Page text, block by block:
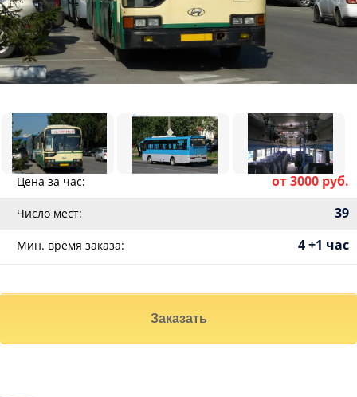
Цена за час: от 3000 руб.
Число мест: 39
Мин. время заказа: 4 +1 час
Заказать